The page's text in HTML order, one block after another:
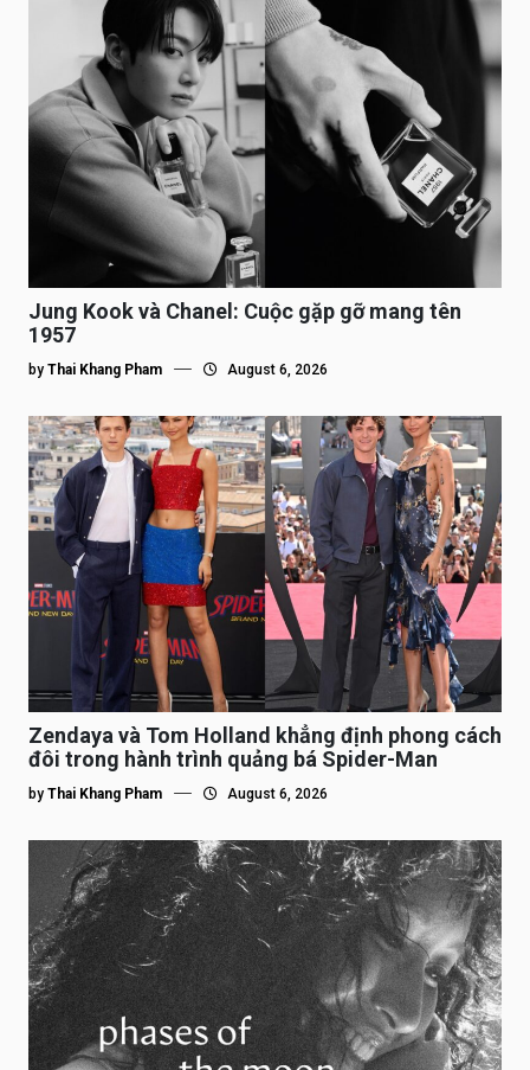
Jung Kook và Chanel: Cuộc gặp gỡ mang tên
1957
by Thai Khang Pham August 6, 2026
Zendaya và Tom Holland khẳng định phong cách
đôi trong hành trình quảng bá Spider-Man
by Thai Khang Pham August 6, 2026